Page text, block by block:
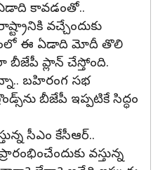
కావడంతో..
వచ్చేందుకు
ఈ ఏడాది మోదీ తొలి
ప్లాన్ చేస్తోంది.
బహిరంగ సభ
బీజేపీ ఇప్పటికే సిద్ధం
సీఎం కేసీఆర్..
వస్తున్న